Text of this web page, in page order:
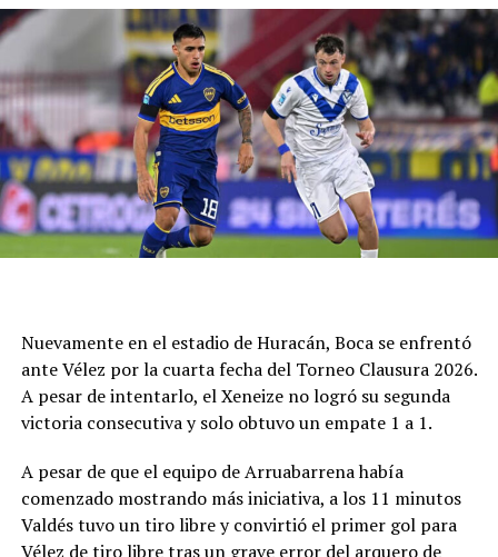
El complemento no tuvo muchas emociones. La más
clara fue para Círculo en una gran jugada entre Basani y
Juárez que, el autor del gol, tocó por encima del arquero
que reaccionó de gran manera para evitar un golazo.
Más allá de necesitar la igualda, los sureños querían
pero no podían y sólo inquietaron con un cabezazo de
Cucchi que controló con esfuerzo Fernández.
La necesidad hizo que Círculo no pudiera defenderse
tanto con la pelota y sufrió por una desventaja corta,
buscar algo en dos fechas como visitante, frente a
Deportivo Rincón el miércoles y luego en San Luis ante
Juventud Unida Universitario.
Síntesis
Círculo Deportivo (1): Pedro Fernández; Julián Vílchez,
Facundo Rojas, Jano Martínez y Rodrigo Torres; Joaquín
Bassani, Francisco Grahl, Ramiro Banchio y Marco
Nuevamente en el estadio de Huracán, Boca se enfrentó
ante Vélez por la cuarta fecha del Torneo Clausura 2026.
A pesar de intentarlo, el Xeneize no logró su segunda
victoria consecutiva y solo obtuvo un empate 1 a 1.
A pesar de que el equipo de Arruabarrena había
comenzado mostrando más iniciativa, a los 11 minutos
Valdés tuvo un tiro libre y convirtió el primer gol para
Vélez de tiro libre tras un grave error del arquero de